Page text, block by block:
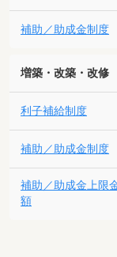
補助／助成金制度
増築・改築・改修
利子補給制度
補助／助成金制度
補助／助成金上限
額